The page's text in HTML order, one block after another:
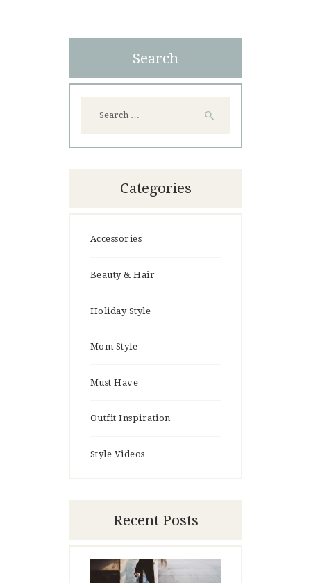
Search
Categories
Accessories
Beauty & Hair
Holiday Style
Mom Style
Must Have
Outfit Inspiration
Style Videos
Recent Posts